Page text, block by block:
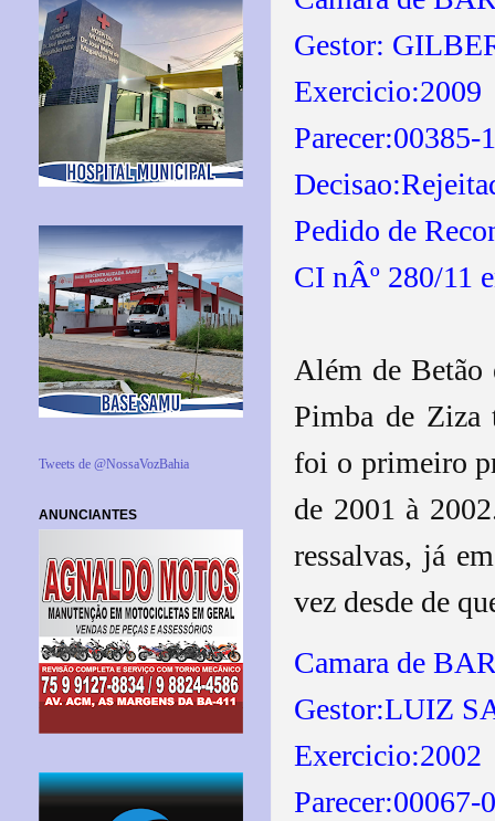
Gestor:
Pedido de
CI nÂº 280/11
Além de Betão
Pimba de Ziza
foi o primeiro
de 2001 à
ressalvas, já
vez desde de
Camara de
Gestor:LUIZ
Tweets de @NossaVozBahia
ANUNCIANTES